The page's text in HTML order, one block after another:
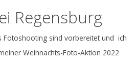
Regensburg
Fotoshooting sind vorbereitet und ich
Weihnachts-Foto-Aktion 2022